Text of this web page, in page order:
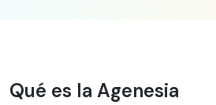
Información médica
Qué es la Agenesia